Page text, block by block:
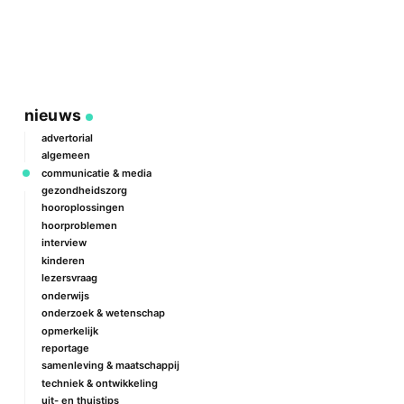
nieuws
advertorial
algemeen
communicatie & media
gezondheidszorg
hooroplossingen
hoorproblemen
interview
kinderen
lezersvraag
onderwijs
onderzoek & wetenschap
opmerkelijk
reportage
samenleving & maatschappij
techniek & ontwikkeling
uit- en thuistips